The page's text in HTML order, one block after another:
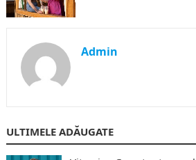
Admin
ULTIMELE ADĂUGATE